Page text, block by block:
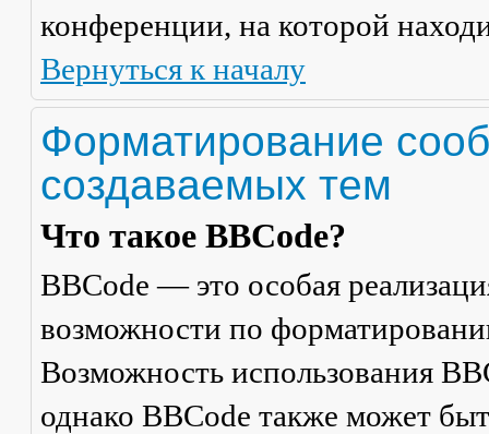
конференции, на которой
Вернуться к началу
Форматирование
создаваемых тем
Что такое BBCode?
BBCode — это особая
возможности по
Возможность использования
однако BBCode также может